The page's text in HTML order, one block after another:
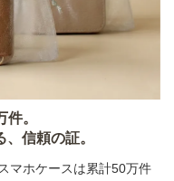
。
信頼の証。
マホケースは累計50万件